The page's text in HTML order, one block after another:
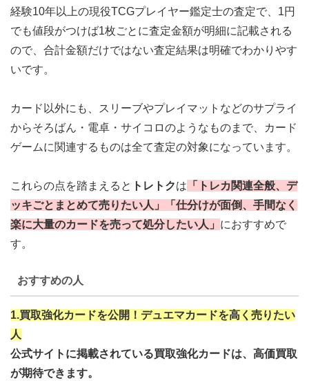
経験10年以上の現役TCGプレイヤー鑑定士の査定で、1円
でも値段がつけば1枚ごとに査定金額が明細に記載される
ので、合計金額だけではない査定結果は明確でわかりやす
いです。
カード以外にも、スリーブやプレイマットなどのサプライ
からそろばん・電卓・サイコロのようなものまで、カード
ゲームに関連するものは全て査定の対象になっています。
これらの点を踏まえると トレトクは 「トレカ関連全般、デ
ッキごとまとめて売りたい人」「仕分けが面倒、手間なく
楽に大量のカードを売って処分したい人」 におすすめで
す。
おすすめの人
1.買取強化カードを公開！デュエマカードを高く売りたい
人
公式サイトに掲載されている買取強化カードは、高価買取
が期待できます。